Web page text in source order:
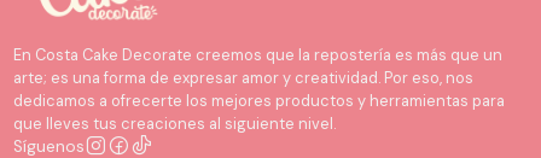
En Costa Cake Decorate creemos que la repostería es más que un
arte; es una forma de expresar amor y creatividad. Por eso, nos
dedicamos a ofrecerte los mejores productos y herramientas para
que lleves tus creaciones al siguiente nivel.
Síguenos